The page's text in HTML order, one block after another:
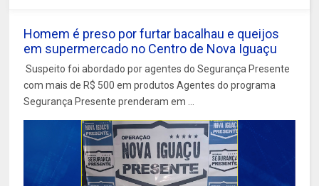
Homem é preso por furtar bacalhau e queijos
em supermercado no Centro de Nova Iguaçu
Suspeito foi abordado por agentes do Segurança Presente
com mais de R$ 500 em produtos Agentes do programa
Segurança Presente prenderam em ...